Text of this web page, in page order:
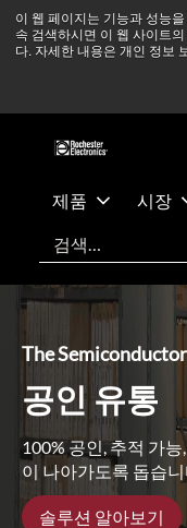
이 웹 페이지는 기능과 성능
속 검색하시면 이 웹 사이트
다. 자세한 내용은 개인 정보
츠
건
중동 지역 상황을 지속
정상적으로 운
제품 시장
검색
The
공인 유통
100% 공인, 추적 가
이 나아가도록 돕습
솔루션 알아보기